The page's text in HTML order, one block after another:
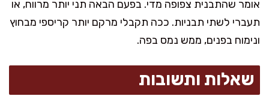
אומר שהתבנית צפופה מדי. בפעם הבאה תני יותר מרווח, או
תעברי לשתי תבניות. ככה תקבלי מרקם יותר קריספי מבחוץ
ונימוח בפנים, ממש נמס בפה.
שאלות ותשובות